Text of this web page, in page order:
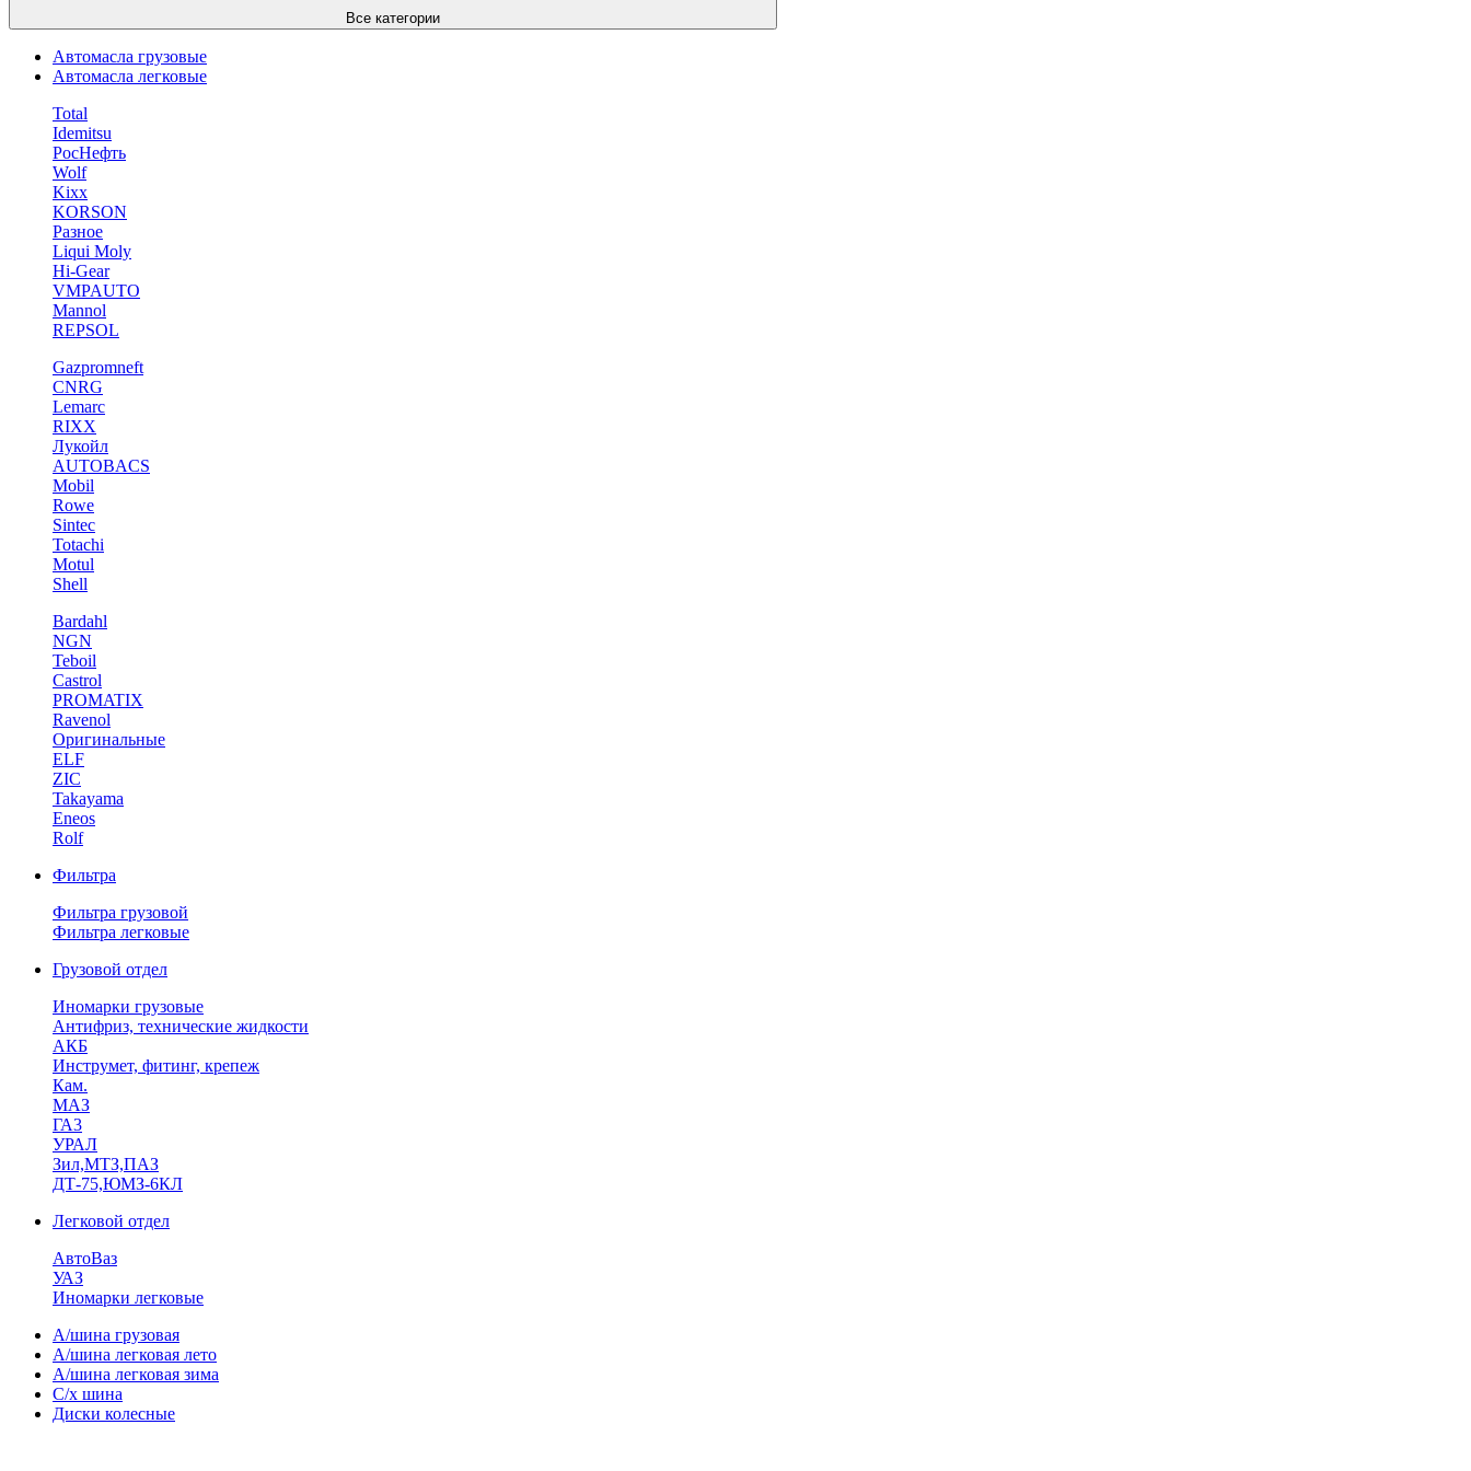
Все категории
Автомасла грузовые
Автомасла легковые
Total
Idemitsu
РосНефть
Wolf
Kixx
KORSON
Разное
Liqui Moly
Hi-Gear
VMPAUTO
Mannol
REPSOL
Gazpromneft
CNRG
Lemarc
RIXX
Лукойл
AUTOBACS
Mobil
Rowe
Sintec
Totachi
Motul
Shell
Bardahl
NGN
Teboil
Castrol
PROMATIX
Ravenol
Оригинальные
ELF
ZIC
Takayama
Eneos
Rolf
Фильтра
Фильтра грузовой
Фильтра легковые
Грузовой отдел
Иномарки грузовые
Антифриз, технические жидкости
АКБ
Инструмет, фитинг, крепеж
Кам.
МАЗ
ГА3
УРАЛ
Зил,МТЗ,ПАЗ
ДТ-75,ЮМЗ-6КЛ
Легковой отдел
АвтоВаз
УАЗ
Иномарки легковые
А/шина грузовая
А/шина легковая лето
А/шина легковая зима
С/х шина
Диски колесные